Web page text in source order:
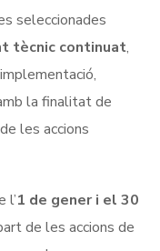
seleccionades
tècnic continuat,
la finalitat de
de les accions
l’1 de gener i el 30
de les accions de